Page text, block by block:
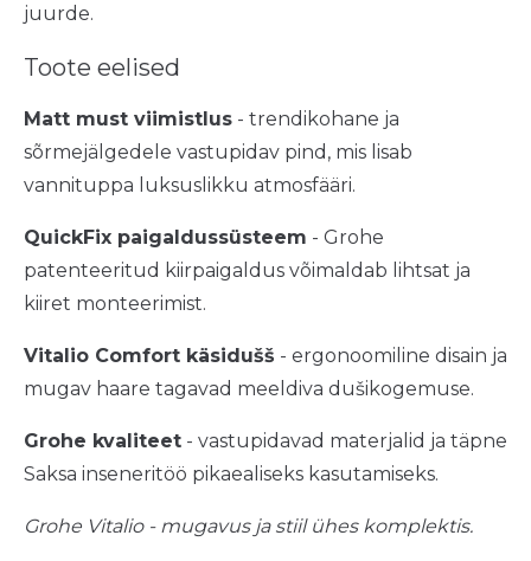
juurde.
Toote eelised
Matt must viimistlus - trendikohane ja
sõrmejälgedele vastupidav pind, mis lisab
vannituppa luksuslikku atmosfääri.
QuickFix paigaldussüsteem - Grohe
patenteeritud kiirpaigaldus võimaldab lihtsat ja
kiiret monteerimist.
Vitalio Comfort käsidušš - ergonoomiline disain ja
mugav haare tagavad meeldiva dušikogemuse.
Grohe kvaliteet - vastupidavad materjalid ja täpne
Saksa inseneritöö pikaealiseks kasutamiseks.
Grohe Vitalio - mugavus ja stiil ühes komplektis.